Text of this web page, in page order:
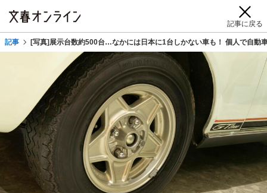
記事に戻る
記事 [写真]展示台数約500台…なかには日本に1台しかない車も！ 個人で自動